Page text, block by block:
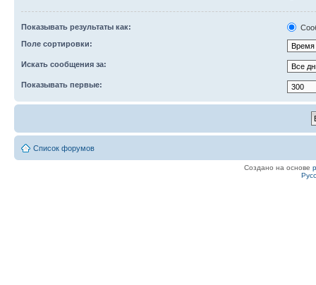
Показывать результаты как:
Поле сортировки:
Искать сообщения за:
Показывать первые:
Список форумов
Создано на основе